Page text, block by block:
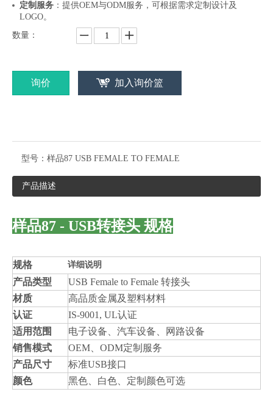
定制服务 ：提供OEM与ODM服务，可根据需求定制设计及
LOGO。
数量：
询价 加入询价篮
型号： 样品87 USB FEMALE TO FEMALE
产品描述
样品87 - USB转接头 规格
规格 详细说明
产品类型
USB Female to Female 转接头
材质
高品质金属及塑料材料
认证
IS-9001, UL认证
适用范围
电子设备、汽车设备、网路设备
销售模式
OEM、ODM定制服务
产品尺寸
标准USB接口
颜色
黑色、白色、定制颜色可选